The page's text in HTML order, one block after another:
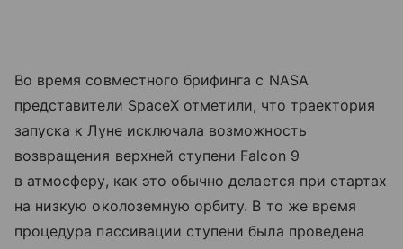
Во время совместного брифинга с NASA
представители SpaceX отметили, что траектория
запуска к Луне исключала возможность
возвращения верхней ступени Falcon 9
в атмосферу, как это обычно делается при стартах
на низкую околоземную орбиту. В то же время
процедура пассивации ступени была проведена